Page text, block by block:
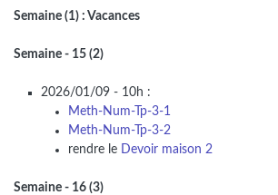
Semaine (1) : Vacances
Semaine - 15 (2)
2026/01/09 - 10h :
Meth-Num-Tp-3-1
Meth-Num-Tp-3-2
rendre le
Devoir maison 2
Semaine - 16 (3)